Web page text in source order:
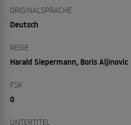
ORIGINALSPRACHE
Deutsch
REGIE
Harald Siepermann, Boris Aljinovic
FSK
0
UNTERTITEL